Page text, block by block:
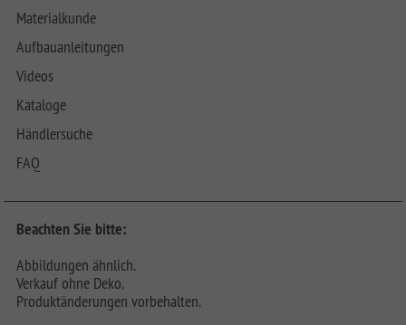
Materialkunde
Aufbauanleitungen
Videos
Kataloge
Händlersuche
FAQ
Beachten Sie bitte:
Abbildungen ähnlich.
Verkauf ohne Deko.
Produktänderungen vorbehalten.